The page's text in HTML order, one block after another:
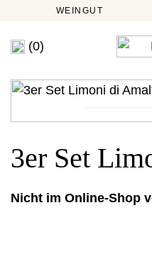
WEINGUT
(0)
3er Set
Nicht im Online-Shop